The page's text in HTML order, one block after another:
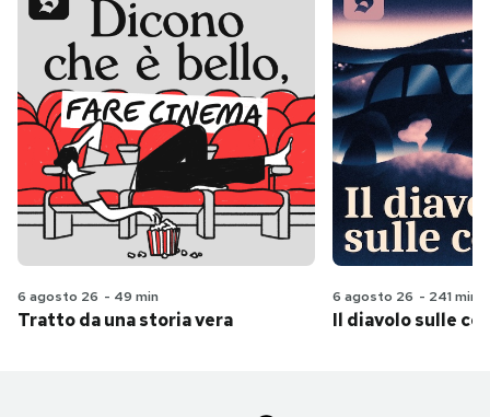
6 agosto 26 - 49 min
Tratto da una storia vera
6 agosto 26 - 241 min
Il diavolo sulle